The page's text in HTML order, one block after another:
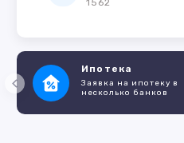
1562
Ипотека
Заявка на ипотеку в
несколько банков